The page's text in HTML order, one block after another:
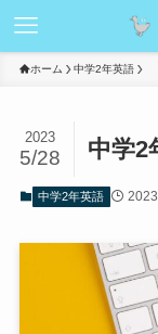
ホーム 中学2年英語
中学
2023
5/28
中学2年英語